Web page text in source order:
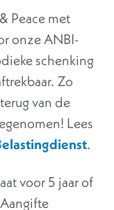
Peace met
onze ANBI-
schenking
Zo
van de
Lees
.
voor 5 jaar of